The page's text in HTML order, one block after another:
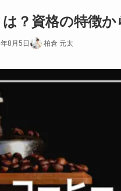
？資格の特徴
8月5日 柏倉 元太